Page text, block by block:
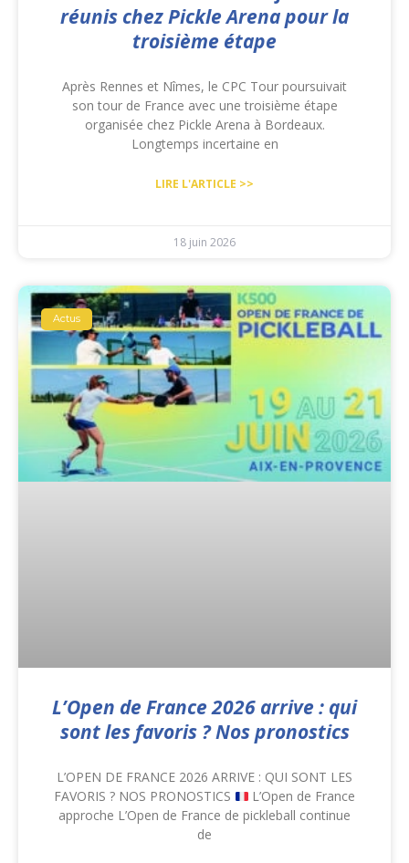
réunis chez Pickle Arena pour la
troisième étape
Après Rennes et Nîmes, le CPC Tour poursuivait
son tour de France avec une troisième étape
organisée chez Pickle Arena à Bordeaux.
Longtemps incertaine en
LIRE L'ARTICLE >>
18 juin 2026
Actus
L’Open de France 2026 arrive : qui
sont les favoris ? Nos pronostics
L’OPEN DE FRANCE 2026 ARRIVE : QUI SONT LES
FAVORIS ? NOS PRONOSTICS
L’Open de France
approche L’Open de France de pickleball continue
de